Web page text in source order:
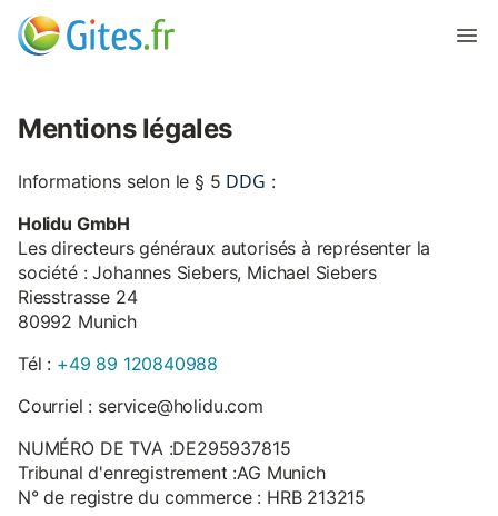
Mentions légales
Informations selon le § 5 DDG :
Holidu GmbH
Les directeurs généraux autorisés à représenter la
société : Johannes Siebers, Michael Siebers
Riesstrasse 24
80992 Munich
Tél : +49 89 120840988
Courriel : service@holidu.com
NUMÉRO DE TVA :DE295937815
Tribunal d'enregistrement :AG Munich
N° de registre du commerce : HRB 213215